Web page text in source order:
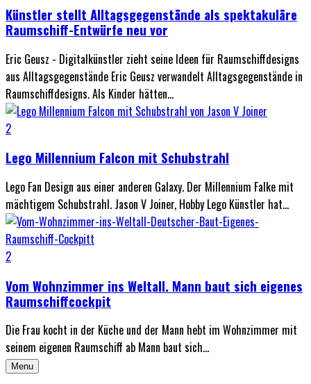
Künstler stellt Alltagsgegenstände als spektakuläre
Raumschiff-Entwürfe neu vor
Eric Geusz - Digitalkünstler zieht seine Ideen für Raumschiffdesigns
aus Alltagsgegenstände Eric Geusz verwandelt Alltagsgegenstände in
Raumschiffdesigns. Als Kinder hätten...
2
Lego Millennium Falcon mit Schubstrahl
Lego Fan Design aus einer anderen Galaxy. Der Millennium Falke mit
mächtigem Schubstrahl. Jason V Joiner, Hobby Lego Künstler hat...
2
Vom Wohnzimmer ins Weltall. Mann baut sich eigenes
Raumschiffcockpit
Die Frau kocht in der Küche und der Mann hebt im Wohnzimmer mit
seinem eigenen Raumschiff ab Mann baut sich...
Menu